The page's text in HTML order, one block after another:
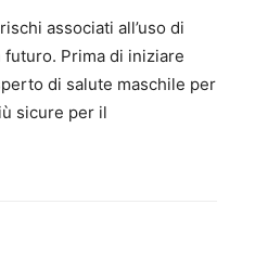
conseils
associati all’uso di
Prima di iniziare
di salute maschile per
sicure per il